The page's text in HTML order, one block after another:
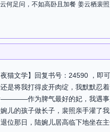
何足问，不如高卧且加餐 姜云栖裴
猫文学】回复书号：24590 ，
将我打得皮开肉绽，我默默忍
作为脾气最好的妃，我遇事
的孩子做长子，裴照亲手灌了
那日，陆婉儿居高临下地坐在